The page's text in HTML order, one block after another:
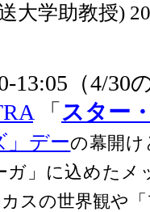
大学助教授)
13:05（4/30
「 スター
」デーの幕開け
ガ」に込めたメ
スの世界観や